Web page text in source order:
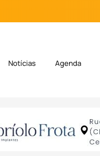
Notícias Agenda